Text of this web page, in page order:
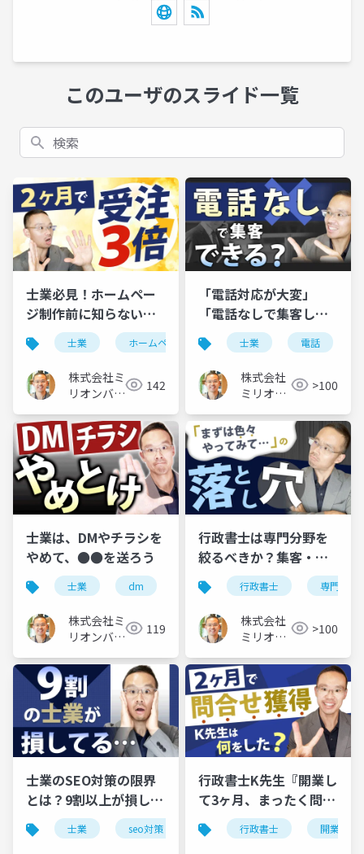
このユーザのスライド一覧
検索
士業必見！ホームペー
ジ制作前に知らないと
後悔する10の鉄則
士業 ホームページ制作
株式会社ミ
リオンバリ
142
「電話対応が大変」
「電話なしで集客した
い」士業の先生へ
士業 電話
株式会社
ミリオン
>100
士業は、DMやチラシを
やめて、●●を送ろう
士業 dm チラシ
株式会社ミ
リオンバリ
119
行政書士は専門分野を
絞るべきか？集客・営
業の最適解は…
行政書士 専門分野
株式会社
ミリオン
>100
士業のSEO対策の限界
とは？9割以上が損して
る落とし穴キーワー
ド…
士業 seo対策
行政書士K先生『開業し
て3ヶ月、まったく問合
せがありません…』へ
のアドバイス
行政書士 開業